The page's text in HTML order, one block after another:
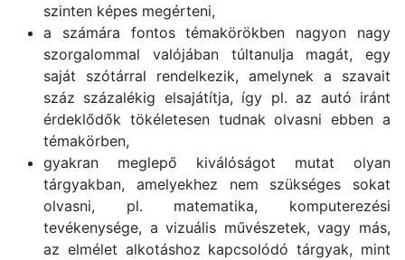
szinten képes megérteni,
a számára fontos témakörökben nagyon nagy
szorgalommal valójában túltanulja magát, egy
saját szótárral rendelkezik, amelynek a szavait
száz százalékig elsajátítja, így pl. az autó iránt
érdeklődők tökéletesen tudnak olvasni ebben a
témakörben,
gyakran meglepő kiválóságot mutat olyan
tárgyakban, amelyekhez nem szükséges sokat
olvasni, pl. matematika, komputerezési
tevékenysége, a vizuális művészetek, vagy más,
az elmélet alkotáshoz kapcsolódó tárgyak, mint